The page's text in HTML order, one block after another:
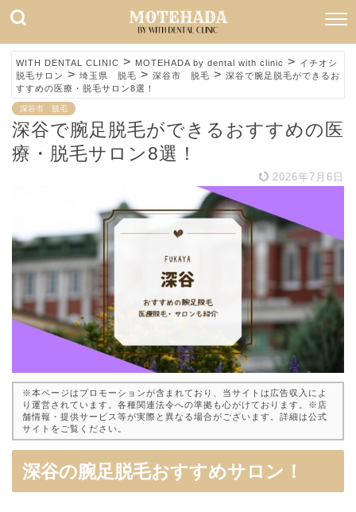
WITH DENTAL CLINIC > MOTEHADA by dental with clinic > イチオシ
脱毛サロン > 埼玉県 脱毛 > 深谷市 脱毛 > 深谷で腕足脱毛ができるお
すすめの医療・脱毛サロン8選！
深谷市 脱毛
深谷で腕足脱毛ができるおすすめの医
療・脱毛サロン8選！
2026年7月6日
※本ページはプロモーションが含まれており、当サイトは広告収入によ
り運営されています。各種関連法令への準拠も心がけております。※店
舗情報・提供サービス等が実際と異なる場合がございます。詳細は公式
サイトをご覧ください。
深谷の腕足脱毛おすすめサロン！